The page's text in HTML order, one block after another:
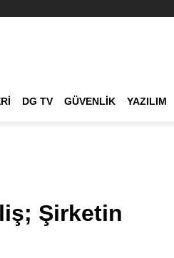
DG TV GÜVENLIK YAZILIM
Şirketin